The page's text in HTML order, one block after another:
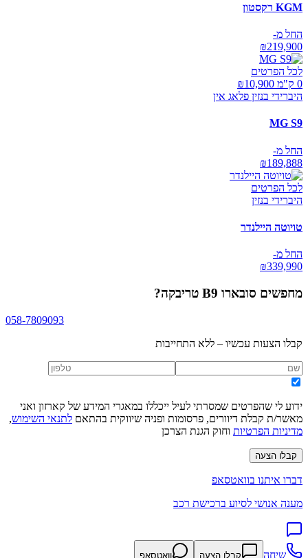
KGM רקסטון
החל מ-
₪219,900
לכל הפרטים
0 ק"מ ₪
10,900
היברידי בנזין פלאג אין
MG S9
החל מ-
₪189,888
לכל הפרטים
היברידי בנזין
טויוטה היילנדר
החל מ-
₪339,990
מחפשים סובארו B9 טריבקה ?
058-7809093
קבלו הצעות עכשיו – ללא התחייבות
ידוע לי שהפרטים שמסרתי לעיל ייכללו במאגרי המידע של קארזון ואני
מאשר/ת קבלת דיוורים, פרסומות ופניה שיווקית בהתאם לתנאי השימוש,
מדיניות הפרטיות וחוק הגנת הצרכן
קבלו הצעה
דברו איתנו בוואטסאפ
מענה אנושי לסיוע ברכישת רכב
שיחה קבלו הצעה וואטסאפ